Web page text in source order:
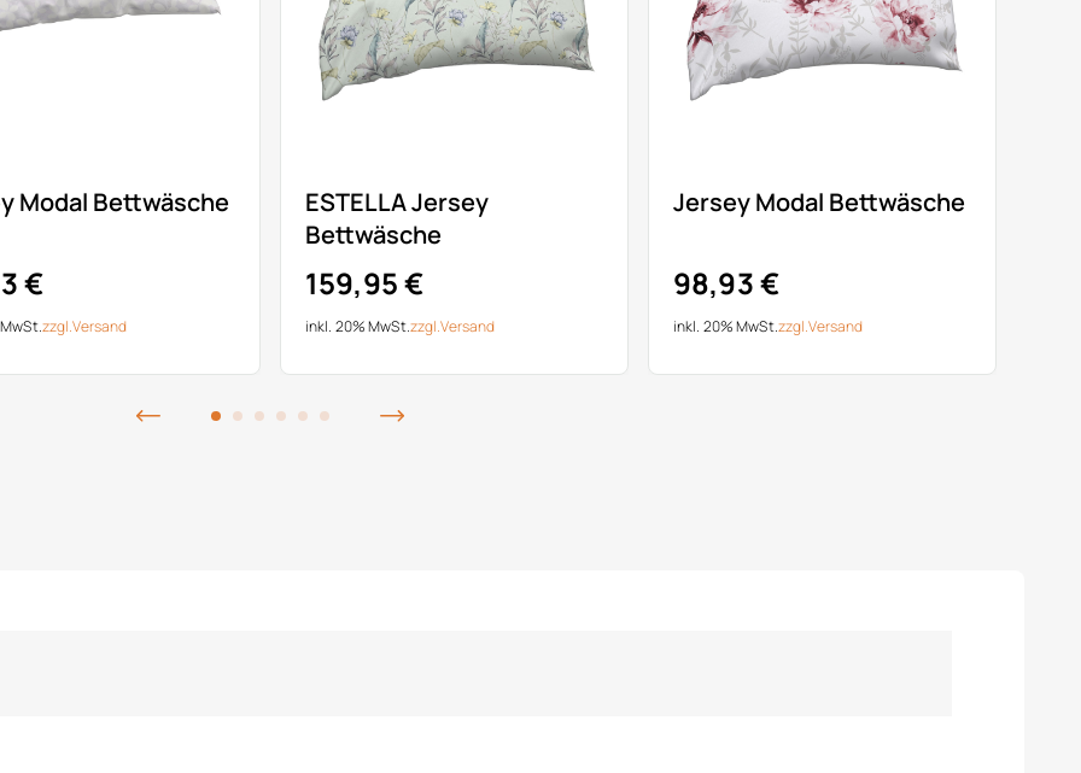
Modal Bettwäsche
€
zzgl.Versand
ESTELLA Jersey
Bettwäsche
159,95 €
inkl. 20% MwSt.zzgl.Versand
Jersey Modal Bettwäsche
98,93 €
inkl. 20% MwSt.zzgl.Versand